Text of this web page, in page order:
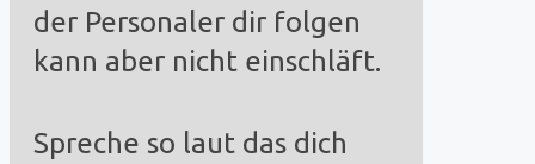
der Personaler dir folgen
kann aber nicht einschläft.
Spreche so laut das dich